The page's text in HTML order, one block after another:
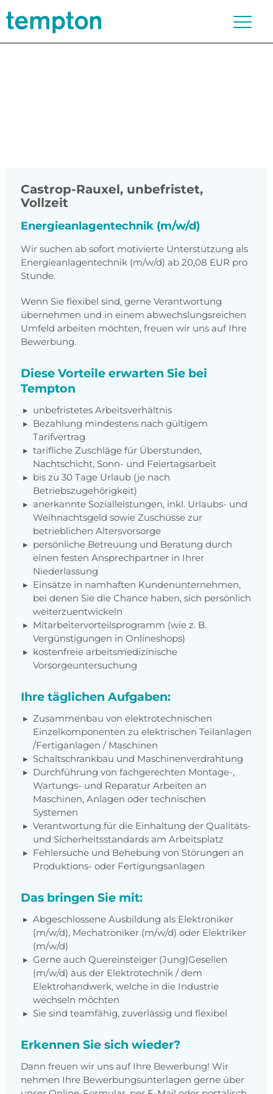
Castrop-Rauxel, unbefristet,
Vollzeit
Energieanlagentechnik (m/w/d)
Wir suchen ab sofort motivierte Unterstützung als
Energieanlagentechnik (m/w/d) ab 20,08 EUR pro
Stunde.
Wenn Sie flexibel sind, gerne Verantwortung
übernehmen und in einem abwechslungsreichen
Umfeld arbeiten möchten, freuen wir uns auf Ihre
Bewerbung.
Diese Vorteile erwarten Sie bei
Tempton
unbefristetes Arbeitsverhältnis
Bezahlung mindestens nach gültigem
Tarifvertrag
tarifliche Zuschläge für Überstunden,
Nachtschicht, Sonn- und Feiertagsarbeit
bis zu 30 Tage Urlaub (je nach
Betriebszugehörigkeit)
anerkannte Sozialleistungen, inkl. Urlaubs- und
Weihnachtsgeld sowie Zuschüsse zur
betrieblichen Altersvorsorge
persönliche Betreuung und Beratung durch
einen festen Ansprechpartner in Ihrer
Niederlassung
Einsätze in namhaften Kundenunternehmen,
bei denen Sie die Chance haben, sich persönlich
weiterzuentwickeln
Mitarbeitervorteilsprogramm (wie z. B.
Vergünstigungen in Onlineshops)
kostenfreie arbeitsmedizinische
Vorsorgeuntersuchung
Ihre täglichen Aufgaben:
Zusammenbau von elektrotechnischen
Einzelkomponenten zu elektrischen Teilanlagen
/Fertiganlagen / Maschinen
Schaltschrankbau und Maschinenverdrahtung
Durchführung von fachgerechten Montage-,
Wartungs- und Reparatur Arbeiten an
Maschinen, Anlagen oder technischen
Systemen
Verantwortung für die Einhaltung der Qualitäts-
und Sicherheitsstandards am Arbeitsplatz
Fehlersuche und Behebung von Störungen an
Produktions- oder Fertigungsanlagen
Das bringen Sie mit:
Abgeschlossene Ausbildung als Elektroniker
(m/w/d), Mechatroniker (m/w/d) oder Elektriker
(m/w/d)
Gerne auch Quereinsteiger (Jung)Gesellen
(m/w/d) aus der Elektrotechnik / dem
Elektrohandwerk, welche in die Industrie
wechseln möchten
Sie sind teamfähig, zuverlässig und flexibel
Erkennen Sie sich wieder?
Dann freuen wir uns auf Ihre Bewerbung! Wir
nehmen Ihre Bewerbungsunterlagen gerne über